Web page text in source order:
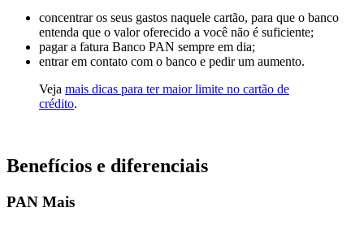
concentrar os seus gastos naquele cartão, para que o banco
entenda que o valor oferecido a você não é suficiente;
pagar a fatura Banco PAN sempre em dia;
entrar em contato com o banco e pedir um aumento.
Veja mais dicas para ter maior limite no cartão de
crédito.
Benefícios e diferenciais
PAN Mais